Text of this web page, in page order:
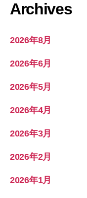
Archives
2026年8月
2026年6月
2026年5月
2026年4月
2026年3月
2026年2月
2026年1月